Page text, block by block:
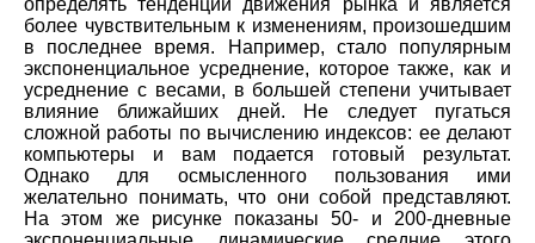
более чувствительным к изменениям, произошедшим
в последнее время. Например, стало популярным
экспоненциальное усреднение, которое также, как и
усреднение с весами, в большей степени учитывает
влияние ближайших дней. Не следует пугаться
сложной работы по вычислению индексов: ее делают
компьютеры и вам подается готовый результат.
Однако для осмысленного пользования ими
желательно понимать, что они собой представляют.
На этом же рисунке показаны 50- и 200-дневные